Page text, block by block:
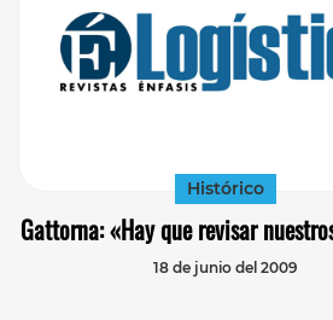
Histórico
Gattorna: «Hay que revisar
18 de junio del 2009